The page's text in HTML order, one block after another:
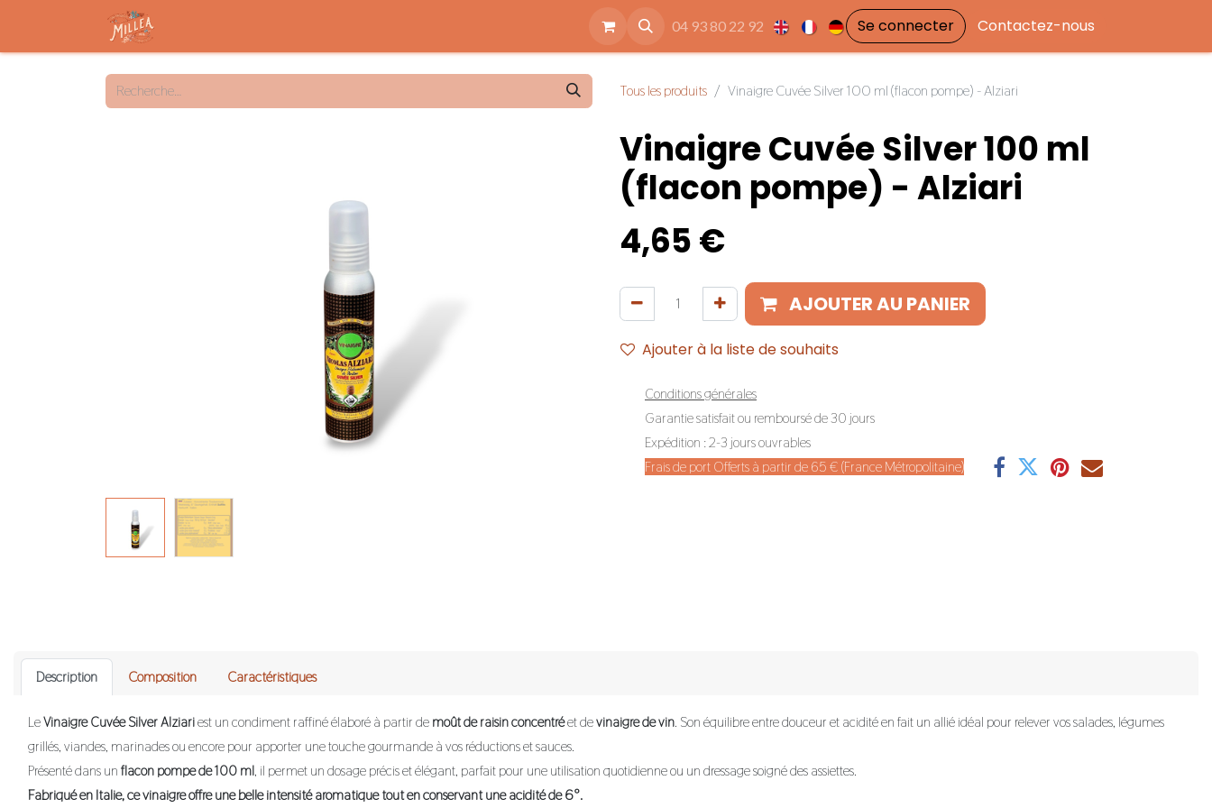
Qui sommes nous Nos engagements
04 93 80 22 92 Se connecter Contactez-nous
Tous les produits Vinaigre Cuvée Silver 100 ml (flacon pompe) - Alziari
Vinaigre Cuvée Silver 100 ml
(flacon pompe) - Alziari
4,65€
AJOUTER AU PANIER
Ajouter à la liste de souhaits
Conditions générales
Garantie satisfait ou remboursé de 30 jours
Expédition : 2-3 jours ouvrables
Frais de port Offerts à partir de 65 € (France Métropolitaine)
Description​ Composition​ Caractéristiques
LeVinaigre Cuvée Silver Alziariest un condiment raffiné élaboré à partir de moût de raisin concentréet devinaigre de vin. Son équilibre entre douceur et acidité en fait un allié idéal pour relever vos salades, légumes
grillés, viandes, marinades ou encore pour apporter une touche gourmande à vos réductions et sauces.
Présenté dans un flacon pompe de 100 ml, il permet un dosage précis et élégant, parfait pour une utilisation quotidienne ou un dressage soigné des assiettes.
Fabriqué en Italie, ce vinaigre offre une belle intensité aromatique tout en conservant une acidité de 6°.